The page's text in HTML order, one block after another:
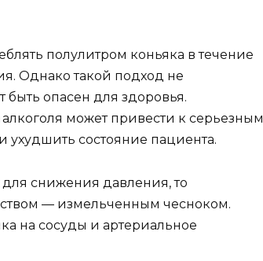
полулитром коньяка в течение
Однако такой подход не
опасен для здоровья.
может привести к серьезным
состояние пациента.
снижения давления, то
— измельченным чесноком.
на сосуды и артериальное